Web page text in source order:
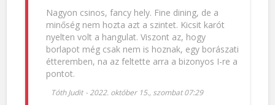
Nagyon csinos, fancy hely. Fine dining, de a
minőség nem hozta azt a szintet. Kicsit karót
nyelten volt a hangulat. Viszont az, hogy
borlapot még csak nem is hoznak, egy borászati
étteremben, na az feltette arra a bizonyos I-re a
pontot.
Tóth Judit -2022. október 15., szombat 07:29